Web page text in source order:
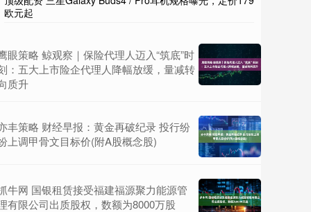
欧元起
眼策略 鲸观察｜保险代理人迈入“筑底”时
：五大上市险企代理人降幅放缓，量减转
质升
丰策略 财经早报：黄金再破纪录 投行纷
上调甲骨文目标价(附A股概念股)
牛网 国银租赁接受福建福源聚力能源管
有限公司出质股权，数额为8000万股